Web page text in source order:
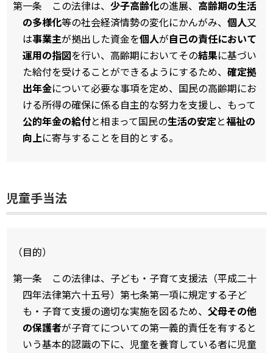
第一条 この法律は、 少子高齢化の進展、 高齢期の生活
の多様化等の社会経済情勢の変化にかんがみ、 個人又
は事業主が拠出した資金を個人が自己の責任において
運用の指図を行い、高齢期においてその結果に基づい
た給付を受けることができるようにするため、 確定拠
出年金について必要な事項を定め、国民の高齢期にお
ける所得の確保に係る自主的な努力を支援し、もって
公的年金の給付と相まって国民の生活の安定と福祉の
向上に寄与することを目的とする。
児童手当法
（目的）
第一条 この法律は、子ども・子育て支援法（平成二十
四年法律第六十五号）第七条第一項に規定する子ど
も・子育て支援の適切な実施を図るため、 父母その他
の保護者が子育てについての第一義的責任を有すると
いう基本的認識の下に、児童を養育している者に児童